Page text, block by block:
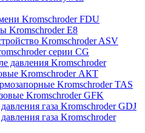
Kromschroder FDU
Kromschroder E8
Kromschroder ASV
серии CG
давления Kromschroder
Kromschroder АКТ
Kromschroder TAS
Kromschroder GFK
газа Kromschroder GDJ
газа Kromschroder